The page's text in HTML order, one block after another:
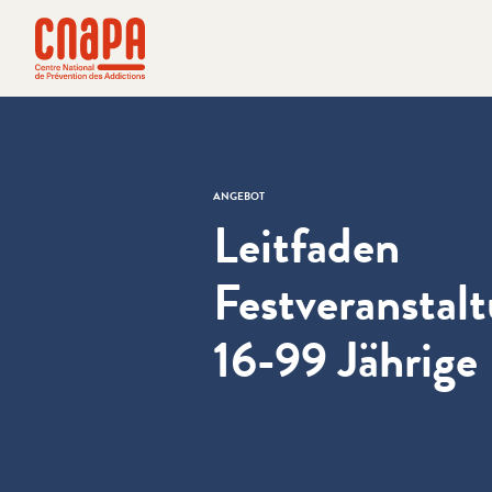
Direkt zum Inhalt springen
cnapa
ANGEBOT
Leitfaden
16-99 Jährige
Cookie-Einstellungen